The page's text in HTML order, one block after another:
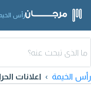
رأس
رأس الخيمة اعلانات